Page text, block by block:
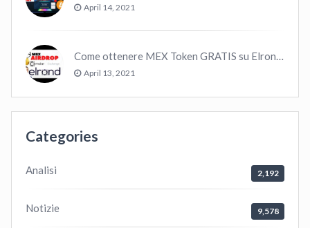
April 14, 2021
Come ottenere MEX Token GRATIS su Elrond ?
April 13, 2021
Categories
Analisi 2,192
Notizie 9,578